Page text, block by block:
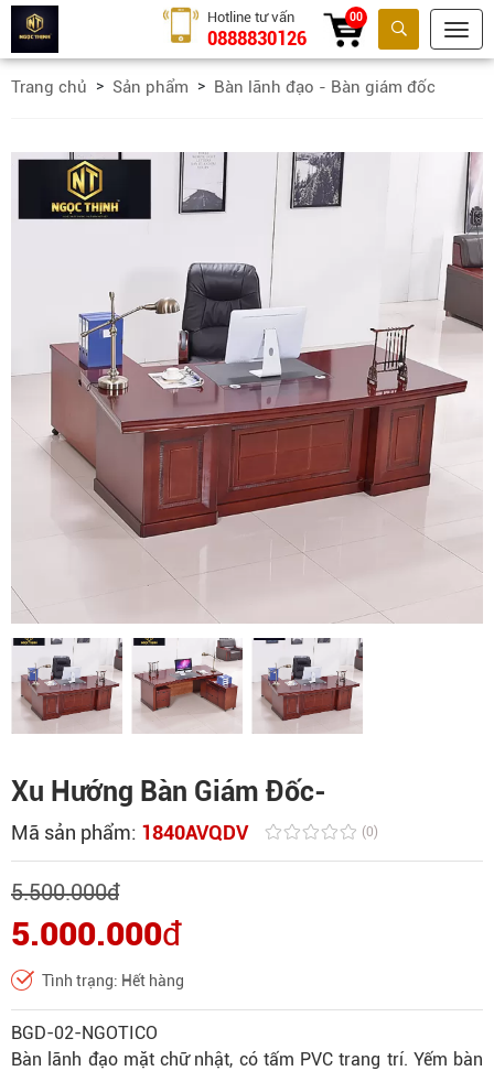
Tìm kiếm
Hotline tư vấn
0888830126
00
Trang chủ Sản phẩm Bàn lãnh đạo - Bàn giám đốc
Xu Hướng Bàn Giám Đốc-
Mã sản phẩm: 1840AVQDV (0)
5.500.000đ
5.000.000đ
Tình trạng: Hết hàng
BGD-02-NGOTICO
Bàn lãnh đạo mặt chữ nhật, có tấm PVC trang trí. Yếm bàn